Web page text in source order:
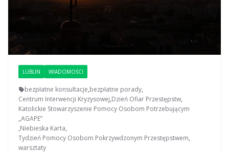
LUBLIN WIADOMOŚCI
bezpłatne konsultacje,bezpłatne porady,
Centrum Interwencji Kryzysowej,Dzień Ofiar Przestępstw,
Katolickie Stowarzyszenie Pomocy Osobom Potrzebującym
„AGAPE”
,Niebieska Karta,
Tydzień Pomocy Osobom Pokrzywdzonym Przestępstwem,
warsztaty